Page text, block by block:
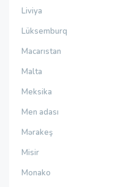
Liviya
Lüksemburq
Macarıstan
Malta
Meksika
Men adası
Mərakeş
Misir
Monako